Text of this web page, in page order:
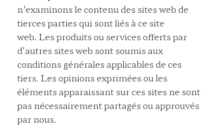
n’examinons le contenu des sites web de
tierces parties qui sont liés à ce site
web. Les produits ou services offerts par
d’autres sites web sont soumis aux
conditions générales applicables de ces
tiers. Les opinions exprimées ou les
éléments apparaissant sur ces sites ne sont
pas nécessairement partagés ou approuvés
par nous.